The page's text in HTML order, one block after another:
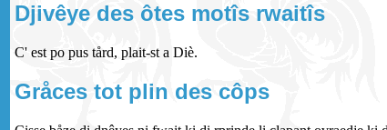
Djivêye des ôtes motîs rwaitîs
C' est po pus tård, plait-st a Diè.
Gråces tot plin des côps